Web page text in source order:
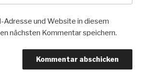
Adresse und Website in diesem
nächsten Kommentar speichern.